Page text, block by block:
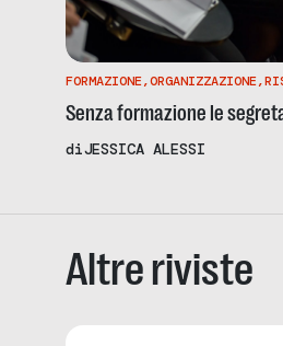
FORMAZIONE,ORGANIZZAZIONE,
Senza formazione le
diJESSICA ALESSI
Altre riviste